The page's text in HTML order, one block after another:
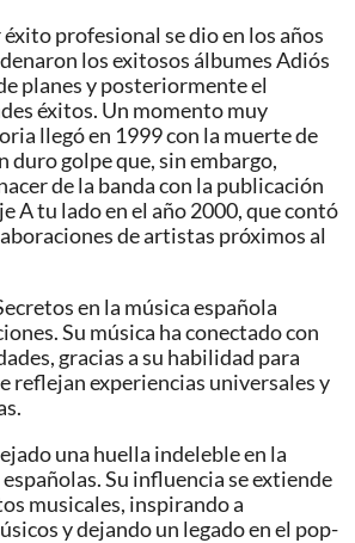
éxito profesional se dio en los años
los exitosos álbumes Adiós
planes y posteriormente el
éxitos. Un momento muy
llegó en 1999 con la muerte de
duro golpe que, sin embargo,
de la banda con la publicación
A tu lado en el año 2000, que contó
de artistas próximos al
en la música española
Su música ha conectado con
gracias a su habilidad para
reflejan experiencias universales y
una huella indeleble en la
Su influencia se extiende
musicales, inspirando a
y dejando un legado en el pop-